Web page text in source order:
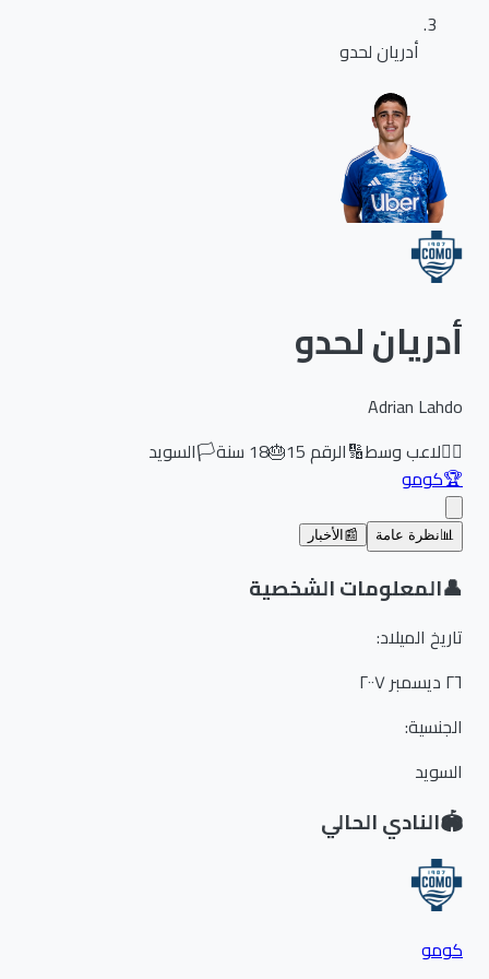
أدريان لحدو
أدريان لحدو
Adrian Lahdo
لاعب وسط🔢الرقم15
🎂
18سنة🏳️السويد
كومو
نظرة عامة 📰 الأخبار
المعلومات الشخصية
تاريخ الميلاد:
الجنسية:
السويد
النادي الحالي
كومو